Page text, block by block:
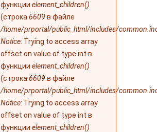
функции element_children()
(строка 6609 в файле
/home/prportal/public_html/includes/
Notice: Trying to access array
offset on value of type int в
функции element_children()
(строка 6609 в файле
/home/prportal/public_html/includes/
Notice: Trying to access array
offset on value of type int в
функции element_children()